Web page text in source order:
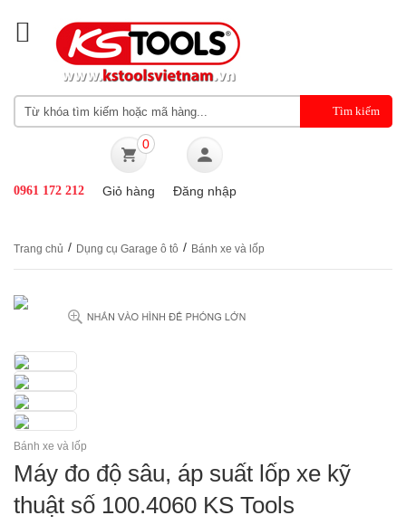
0961 172 212
0
Giỏ hàng Đăng nhập
Trang chủ / Dụng cụ Garage ô tô / Bánh xe và lốp
Bánh xe và lốp
Máy đo độ sâu, áp suất lốp xe kỹ
thuật số 100.4060 KS Tools